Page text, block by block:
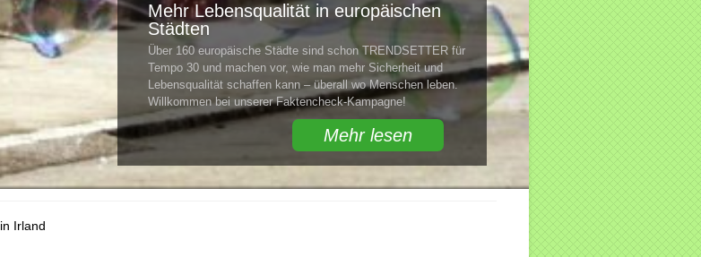
Mehr Lebensqualität in europäischen
Städten
Über 160 europäische Städte sind schon TRENDSETTER für
Tempo 30 und machen vor, wie man mehr Sicherheit und
Lebensqualität schaffen kann – überall wo Menschen leben.
Willkommen bei unserer Faktencheck-Kampagne!
Mehr lesen
Irland